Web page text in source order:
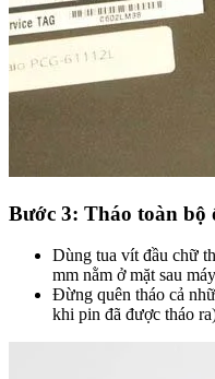
Bước 3: Tháo toàn bộ
Dùng tua vít đầu chữ
mm nằm ở mặt sau
Đừng quên tháo cả
khi pin đã được tháo